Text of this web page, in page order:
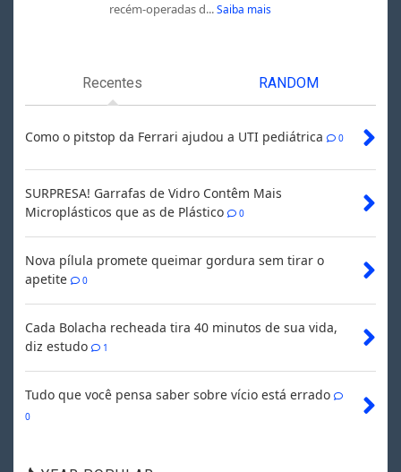
recém-operadas d... Saiba mais
Recentes RANDOM
Como o pitstop da Ferrari ajudou a UTI pediátrica 0
SURPRESA! Garrafas de Vidro Contêm Mais
Microplásticos que as de Plástico
0
Nova pílula promete queimar gordura sem tirar o
apetite
0
Cada Bolacha recheada tira 40 minutos de sua vida,
diz estudo
1
Tudo que você pensa saber sobre vício está errado
0